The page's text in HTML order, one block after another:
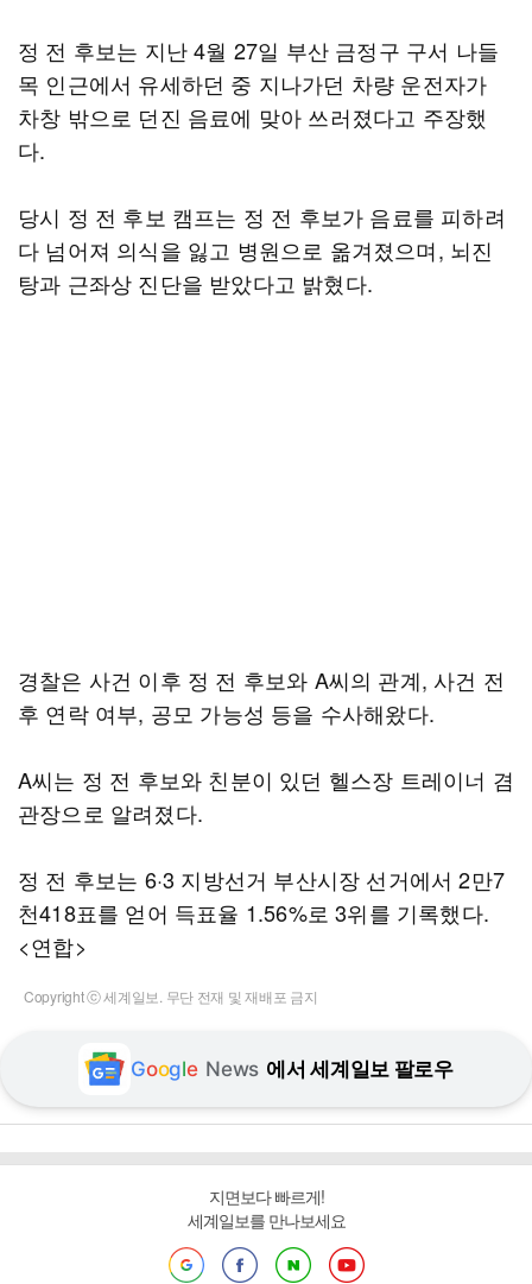
정 전 후보는 지난 4월 27일 부산 금정구 구서 나들
목 인근에서 유세하던 중 지나가던 차량 운전자가
차창 밖으로 던진 음료에 맞아 쓰러졌다고 주장했
다.
당시 정 전 후보 캠프는 정 전 후보가 음료를 피하려
다 넘어져 의식을 잃고 병원으로 옮겨졌으며, 뇌진
탕과 근좌상 진단을 받았다고 밝혔다.
경찰은 사건 이후 정 전 후보와 A씨의 관계, 사건 전
후 연락 여부, 공모 가능성 등을 수사해왔다.
A씨는 정 전 후보와 친분이 있던 헬스장 트레이너 겸
관장으로 알려졌다.
정 전 후보는 6·3 지방선거 부산시장 선거에서 2만7
천418표를 얻어 득표율 1.56%로 3위를 기록했다.
<연합>
Copyright ⓒ 세계일보. 무단 전재 및 재배포 금지
Google News 에서 세계일보 팔로우
지면보다 빠르게!
세계일보를 만나보세요